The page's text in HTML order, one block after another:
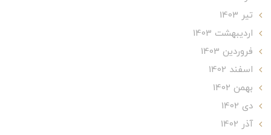
تير 1403
ارديبهشت 1403
فروردین 1403
اسفند 1402
بهمن 1402
دی 1402
آذر 1402